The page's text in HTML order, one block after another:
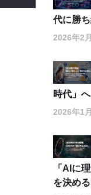
代に勝
2026年2
時代」へ
2026年1
「AIに
を決め